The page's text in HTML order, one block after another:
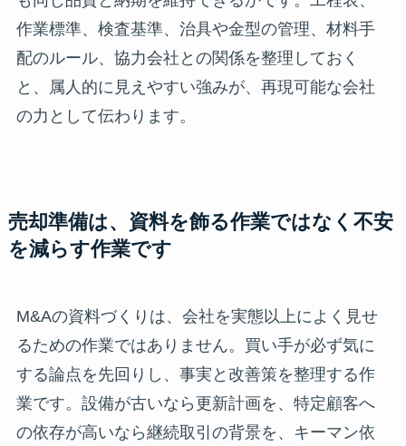
作業標準、検査基準、治具や金型の管理、材料手
配のルール、協力会社との関係を整理しておく
と、属人的に見えやすい強みが、再現可能な会社
の力として伝わります。
売却準備は、資料を飾る作業ではなく不安
を減らす作業です
M&Aの資料づくりは、会社を実態以上によく見せ
るための作業ではありません。買い手が必ず気に
する論点を先回りし、事実と改善策を整理する作
業です。設備が古いなら更新計画を、特定顧客へ
の依存が高いなら継続取引の背景を、キーマン依